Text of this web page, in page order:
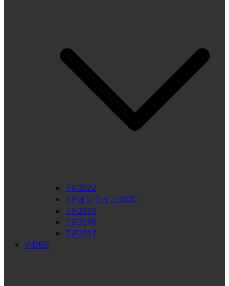
TIF2022
TIFオンライン2020
TIF2019
TIF2018
TIF2017
VIDEO